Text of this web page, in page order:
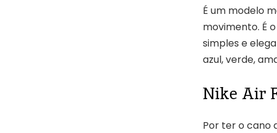
É um modelo
movimento. É
simples e
azul, verde,
Nike Air
Por ter o cano